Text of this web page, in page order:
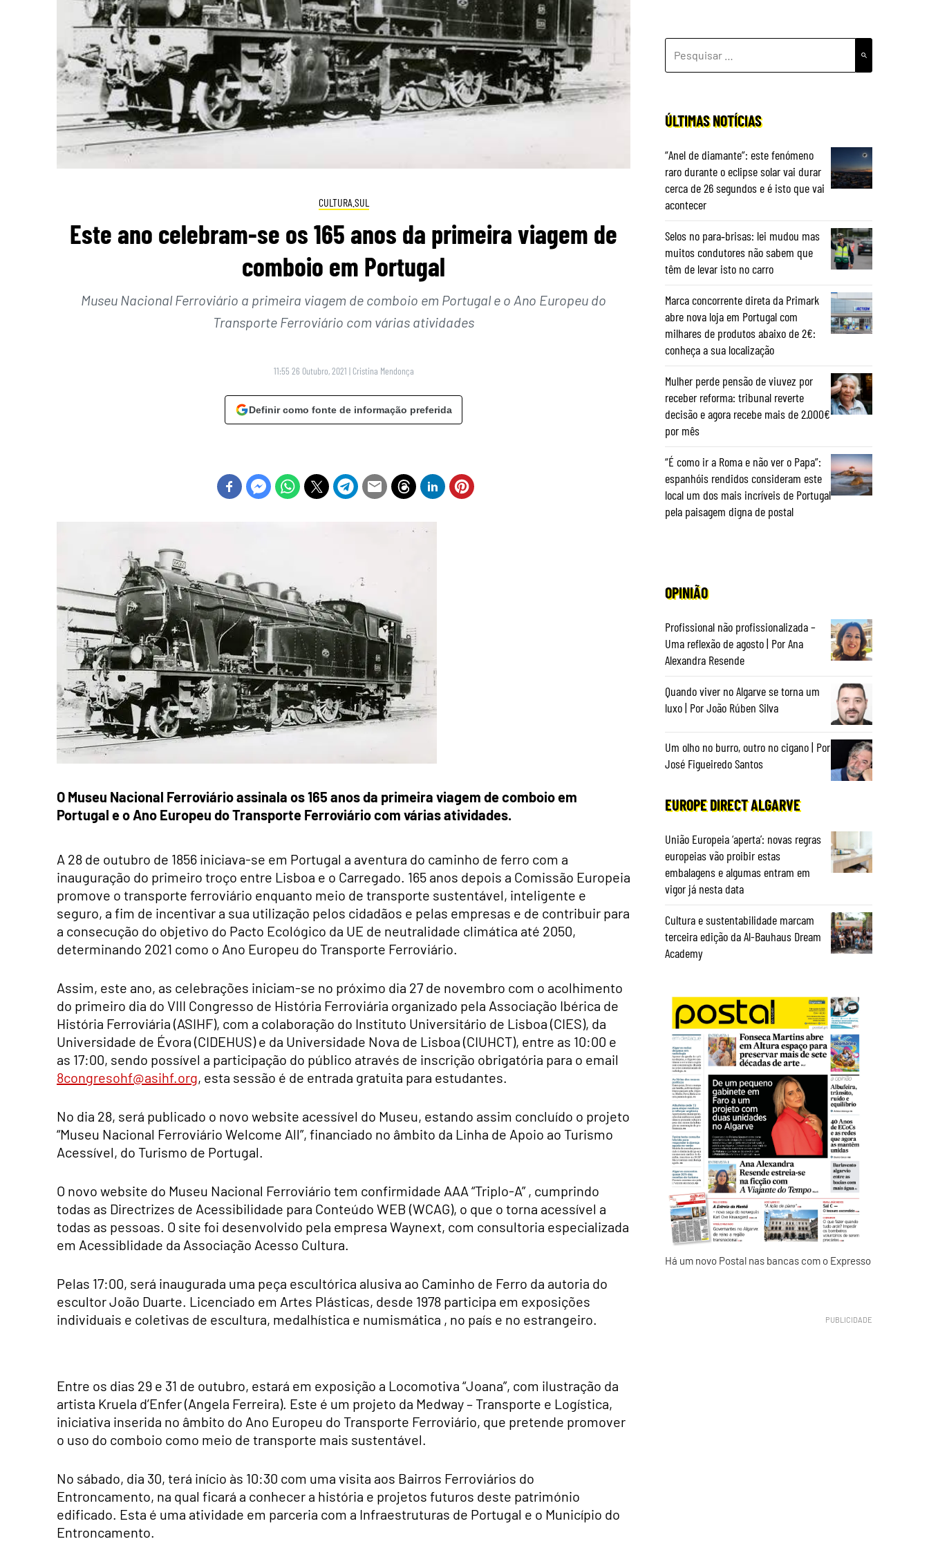
CULTURA.SUL
Este ano celebram-se os 165 anos da primeira viagem de
comboio em Portugal
Museu Nacional Ferroviário a primeira viagem de comboio em Portugal e o Ano Europeu do
Transporte Ferroviário com várias atividades
11:55 26 Outubro, 2021 | Cristina Mendonça
Definir como fonte de informação preferida
O Museu Nacional Ferroviário assinala os 165 anos da primeira viagem de comboio em
Portugal e o Ano Europeu do Transporte Ferroviário com várias atividades.
A 28 de outubro de 1856 iniciava-se em Portugal a aventura do caminho de ferro com a
inauguração do primeiro troço entre Lisboa e o Carregado. 165 anos depois a Comissão Europeia
promove o transporte ferroviário enquanto meio de transporte sustentável, inteligente e
seguro, a fim de incentivar a sua utilização pelos cidadãos e pelas empresas e de contribuir para
a consecução do objetivo do Pacto Ecológico da UE de neutralidade climática até 2050,
determinando 2021 como o Ano Europeu do Transporte Ferroviário.
Assim, este ano, as celebrações iniciam-se no próximo dia 27 de novembro com o acolhimento
do primeiro dia do VIII Congresso de História Ferroviária organizado pela Associação Ibérica de
História Ferroviária (ASIHF), com a colaboração do Instituto Universitário de Lisboa (CIES), da
Universidade de Évora (CIDEHUS) e da Universidade Nova de Lisboa (CIUHCT), entre as 10:00 e
as 17:00, sendo possível a participação do público através de inscrição obrigatória para o email
8congresohf@asihf.org, esta sessão é de entrada gratuita para estudantes.
No dia 28, será publicado o novo website acessível do Museu, estando assim concluído o projeto
“Museu Nacional Ferroviário Welcome All”, financiado no âmbito da Linha de Apoio ao Turismo
Acessível, do Turismo de Portugal.
O novo website do Museu Nacional Ferroviário tem confirmidade AAA “Triplo-A” , cumprindo
todas as Directrizes de Acessibilidade para Conteúdo WEB (WCAG), o que o torna acessível a
todas as pessoas. O site foi desenvolvido pela empresa Waynext, com consultoria especializada
em Acessiblidade da Associação Acesso Cultura.
Pelas 17:00, será inaugurada uma peça escultórica alusiva ao Caminho de Ferro da autoria do
escultor João Duarte. Licenciado em Artes Plásticas, desde 1978 participa em exposições
individuais e coletivas de escultura, medalhística e numismática , no país e no estrangeiro.
Entre os dias 29 e 31 de outubro, estará em exposição a Locomotiva “Joana”, com ilustração da
artista Kruela d’Enfer (Angela Ferreira). Este é um projeto da Medway – Transporte e Logística,
iniciativa inserida no âmbito do Ano Europeu do Transporte Ferroviário, que pretende promover
o uso do comboio como meio de transporte mais sustentável.
No sábado, dia 30, terá início às 10:30 com uma visita aos Bairros Ferroviários do
Entroncamento, na qual ficará a conhecer a história e projetos futuros deste património
edificado. Esta é uma atividade em parceria com a Infraestruturas de Portugal e o Município do
Entroncamento.
POR:
ÚLTIMAS NOTÍCIAS
“Anel de diamante”: este fenómeno
raro durante o eclipse solar vai durar
cerca de 26 segundos e é isto que vai
acontecer
Selos no para‑brisas: lei mudou mas
muitos condutores não sabem que
têm de levar isto no carro
Marca concorrente direta da Primark
abre nova loja em Portugal com
milhares de produtos abaixo de 2€:
conheça a sua localização
Mulher perde pensão de viuvez por
receber reforma: tribunal reverte
decisão e agora recebe mais de 2.000€
por mês
“É como ir a Roma e não ver o Papa”:
espanhóis rendidos consideram este
local um dos mais incríveis de Portugal
pela paisagem digna de postal
OPINIÃO
Profissional não profissionalizada –
Uma reflexão de agosto | Por Ana
Alexandra Resende
Quando viver no Algarve se torna um
luxo | Por João Rúben Silva
Um olho no burro, outro no cigano | Por
José Figueiredo Santos
EUROPE DIRECT ALGARVE
União Europeia ‘aperta’: novas regras
europeias vão proibir estas
embalagens e algumas entram em
vigor já nesta data
Cultura e sustentabilidade marcam
terceira edição da Al-Bauhaus Dream
Academy
Há um novo Postal nas bancas com o Expresso